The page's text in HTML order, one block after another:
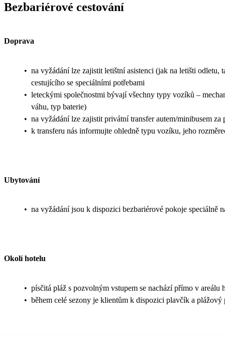
Bezbariérové cestování
Doprava
• na vyžádání lze zajistit letištní asistenci (jak na letišti odletu,
cestujícího se speciálními potřebami
• leteckými společnostmi bývají všechny typy vozíků –
váhu, typ baterie)
• na vyžádání lze zajistit privátní transfer autem/minibusem
• k transferu nás informujte ohledně typu vozíku, jeho
Ubytování
• na vyžádání jsou k dispozici bezbariérové pokoje speciálně
Okolí hotelu
• písčitá pláž s pozvolným vstupem se nachází přímo v areálu
• během celé sezony je klientům k dispozici plavčík a plážový